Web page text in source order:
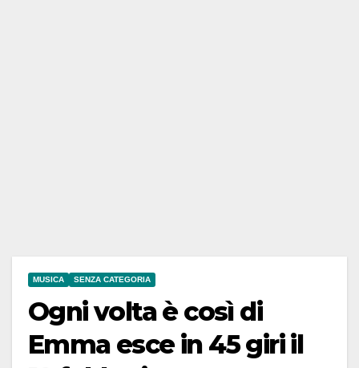
MUSICA SENZA CATEGORIA
Ogni volta è così di
Emma esce in 45 giri il